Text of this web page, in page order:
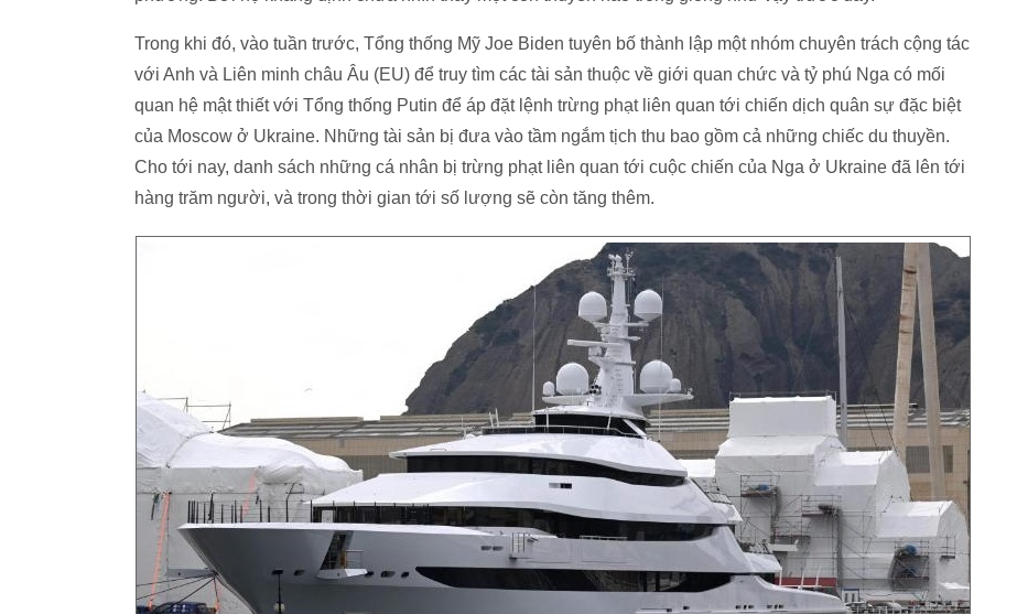
Trong khi đó, vào tuần trước, Tổng thống Mỹ Joe Biden tuyên bố thành lập một nhóm chuyên trách cộng tác
với Anh và Liên minh châu Âu (EU) để truy tìm các tài sản thuộc về giới quan chức và tỷ phú Nga có mối
quan hệ mật thiết với Tổng thống Putin để áp đặt lệnh trừng phạt liên quan tới chiến dịch quân sự đặc biệt
của Moscow ở Ukraine. Những tài sản bị đưa vào tầm ngắm tịch thu bao gồm cả những chiếc du thuyền.
Cho tới nay, danh sách những cá nhân bị trừng phạt liên quan tới cuộc chiến của Nga ở Ukraine đã lên tới
hàng trăm người, và trong thời gian tới số lượng sẽ còn tăng thêm.